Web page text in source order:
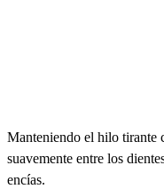
Manteniendo el hilo tirante
suavemente entre los
encías.